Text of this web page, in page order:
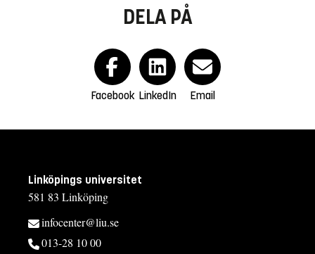
DELA PÅ
Facebook LinkedIn Email
Linköpings universitet
581 83 Linköping
infocenter@liu.se
013-28 10 00